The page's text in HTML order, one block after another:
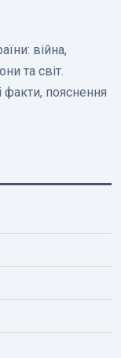
війна,
та світ.
факти, пояснення